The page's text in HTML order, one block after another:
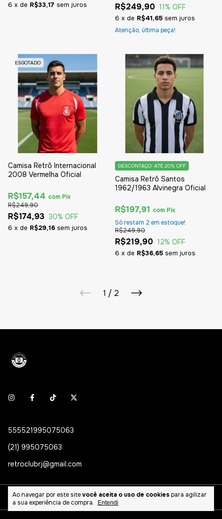
Ao navegar por este sitevocê aceita o uso de cookiespara agilizar
a sua experiência de compra.
Entendi
6 x de R$33,17 sem juros R$249,90 11% OFF
6 x de R$41,65 sem juros
Atenção, última peça!
ESGOTADO
Camisa Retrô Internacional
2008 Vermelha Oficial
R$174,93
R$249,90
30% OFF
6 x de R$29,16 sem juros
R$157,44 com Pix
Camisa Retrô Santos
1962/1963 Alvinegra Oficial
R$219,90
R$249,90
12% OFF
6 x de R$36,65 sem juros
DESCONTAÇO: ATÉ 20% OFF
R$197,91 com Pix
Só restam 2 em estoque!
1 / 2
555521995075063
(21) 995075063
retroclubrj@gmail.com
Categorias